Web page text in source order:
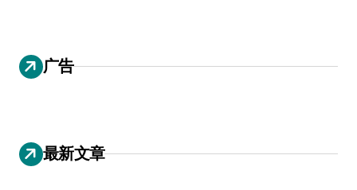
广告
最新文章